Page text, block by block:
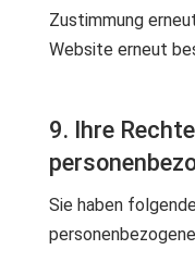
Zustimmung
Website erneut
9. Ihre
Sie haben